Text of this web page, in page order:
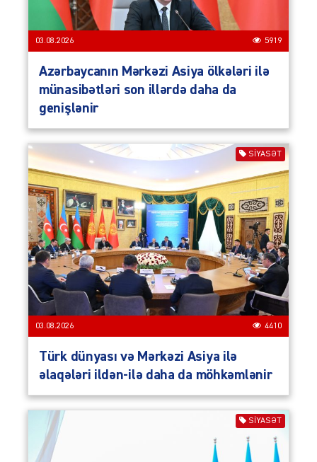
03.08.2026 5919
Azərbaycanın Mərkəzi Asiya ölkələri ilə
münasibətləri son illərdə daha da
genişlənir
SIYASƏT
03.08.2026 4410
Türk dünyası və Mərkəzi Asiya ilə
əlaqələri ildən-ilə daha da möhkəmlənir
SIYASƏT